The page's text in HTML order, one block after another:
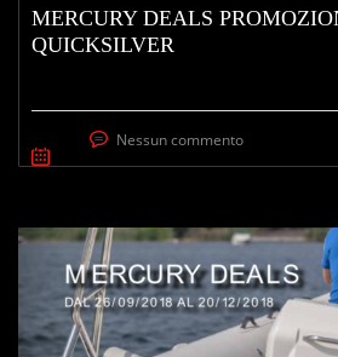
MERCURY DEALS
QUICKSILVER
Nessun commento